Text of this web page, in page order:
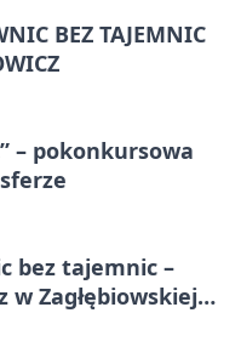
BEZ TAJEMNIC
– pokonkursowa
bez tajemnic –
w Zagłębiowskiej